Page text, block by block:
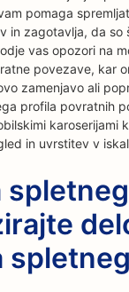
pomaga
in zagotavlja, da so
vas opozori na
povezave, kar
zamenjavo ali
profila povratnih
karoserijami
in uvrstitev v